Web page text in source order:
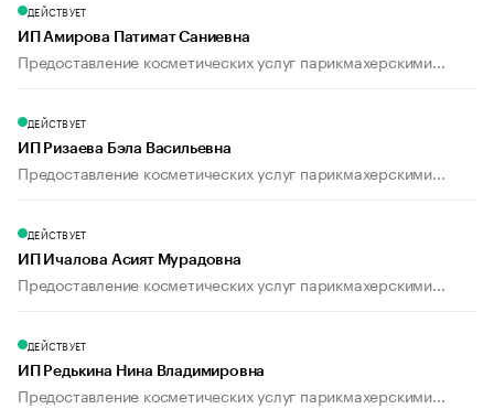
ДЕЙСТВУЕТ
ИП Амирова Патимат Саниевна
Предоставление косметических услуг парикмахерскими...
ДЕЙСТВУЕТ
ИП Ризаева Бэла Васильевна
Предоставление косметических услуг парикмахерскими...
ДЕЙСТВУЕТ
ИП Ичалова Асият Мурадовна
Предоставление косметических услуг парикмахерскими...
ДЕЙСТВУЕТ
ИП Редькина Нина Владимировна
Предоставление косметических услуг парикмахерскими...